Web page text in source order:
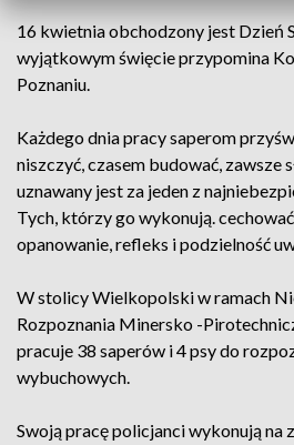
16 kwietnia obchodzony jest Dzień
wyjątkowym święcie przypomina
Poznaniu.
Każdego dnia pracy saperom
niszczyć, czasem budować, zawsze
uznawany jest za jeden z
Tych, którzy go wykonują.
opanowanie, refleks i podzielność
W stolicy Wielkopolski w ramach
Rozpoznania Minersko -
pracuje 38 saperów i 4 psy do
wybuchowych.
Swoją pracę policjanci wykonują na